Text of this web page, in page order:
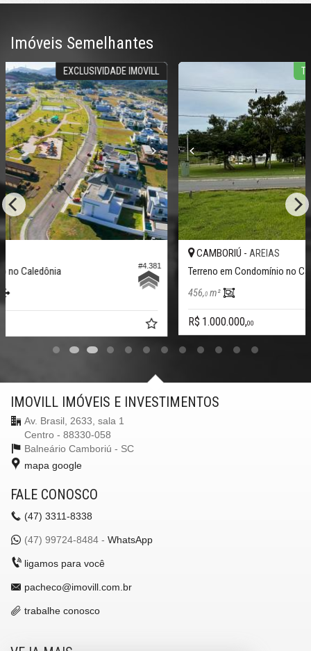
Imóveis Semelhantes
TERRENO FRENTE PARA O BOSQUE
Terreno em Condomínio no Caledônia
IMOVILL IMÓVEIS E INVESTIMENTOS
Av. Brasil, 2633, sala 1
Centro - 88330-058
Balneário Camboriú - SC
mapa google
FALE CONOSCO
(47) 3311-8338
(47) 99724-8484 - WhatsApp
ligamos para você
pacheco@imovill.com.br
trabalhe conosco